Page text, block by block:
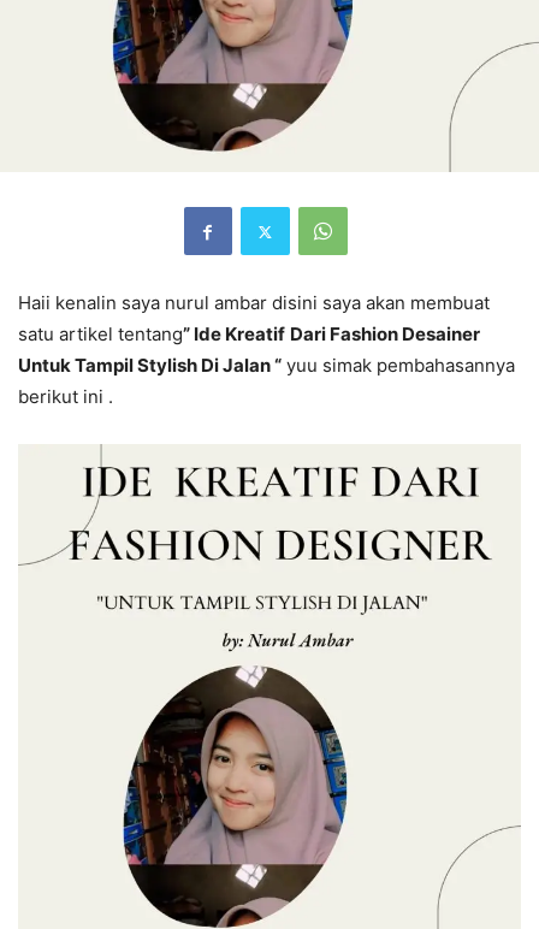
Haii kenalin saya nurul ambar disini saya akan membuat
satu artikel tentang” Ide Kreatif Dari Fashion Desainer
Untuk Tampil Stylish Di Jalan “ yuu simak pembahasannya
berikut ini .